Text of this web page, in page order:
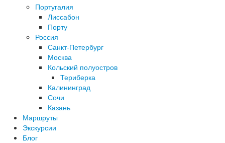
Португалия
Лиссабон
Порту
Россия
Санкт-Петербург
Москва
Кольский полуостров
Териберка
Калининград
Сочи
Казань
Маршруты
Экскурсии
Блог